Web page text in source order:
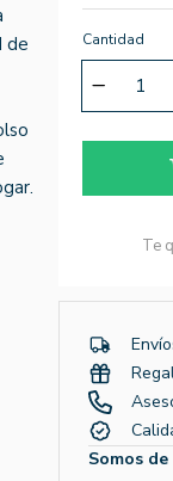
de
Cantidad
Te
Somos